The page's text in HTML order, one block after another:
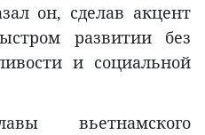
он, сделав акцент
развитии без
и социальной
вьетнамского